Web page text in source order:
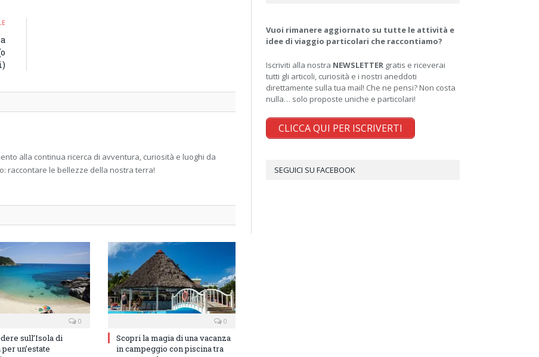
alla continua ricerca di avventura, curiosità e luoghi da
raccontare le bellezze della nostra terra!
0
sull’Isola di
un’estate
0
Scopri la magia di una vacanza
in campeggio con piscina tra
Vuoi rimanere aggiornato su tutte le attività e
idee di viaggio particolari che raccontiamo?
Iscriviti alla nostra NEWSLETTER gratis e riceverai
tutti gli articoli, curiosità e i nostri aneddoti
direttamente sulla tua mail! Che ne pensi? Non costa
nulla… solo proposte uniche e particolari!
CLICCA QUI PER ISCRIVERTI
SEGUICI SU FACEBOOK